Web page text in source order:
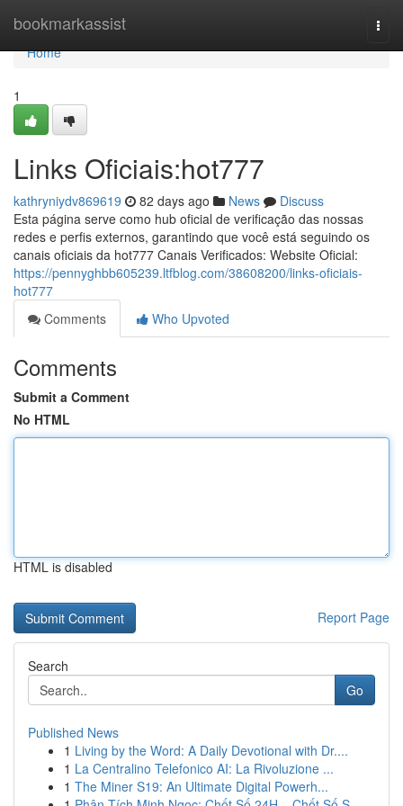
bookmarkassist
Home
Home
1
Links Oficiais:hot777
kathryniydv869619 82 days ago News
Discuss
Esta página serve como hub oficial de verificação das nossas
redes e perfis externos, garantindo que você está seguindo os
canais oficiais da hot777 Canais Verificados: Website Oficial:
https://pennyghbb605239.ltfblog.com/38608200/links-oficiais-
hot777
Comments
Who Upvoted
Comments
Submit a Comment
No HTML
HTML is disabled
Report Page
Search
Go
Published News
1 Living by the Word: A Daily Devotional with Dr....
1 La Centralino Telefonico AI: La Rivoluzione ...
1 The Miner S19: An Ultimate Digital Powerh...